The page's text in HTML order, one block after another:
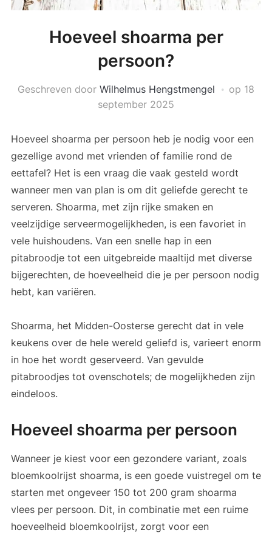
Hoeveel shoarma per
persoon?
Geschreven door Wilhelmus Hengstmengel op 18
september 2025
Hoeveel shoarma per persoon heb je nodig voor een
gezellige avond met vrienden of familie rond de
eettafel? Het is een vraag die vaak gesteld wordt
wanneer men van plan is om dit geliefde gerecht te
serveren. Shoarma, met zijn rijke smaken en
veelzijdige serveermogelijkheden, is een favoriet in
vele huishoudens. Van een snelle hap in een
pitabroodje tot een uitgebreide maaltijd met diverse
bijgerechten, de hoeveelheid die je per persoon nodig
hebt, kan variëren.
Shoarma, het Midden-Oosterse gerecht dat in vele
keukens over de hele wereld geliefd is, varieert enorm
in hoe het wordt geserveerd. Van gevulde
pitabroodjes tot ovenschotels; de mogelijkheden zijn
eindeloos.
Hoeveel shoarma per persoon
Wanneer je kiest voor een gezondere variant, zoals
bloemkoolrijst shoarma, is een goede vuistregel om te
starten met ongeveer 150 tot 200 gram shoarma
vlees per persoon. Dit, in combinatie met een ruime
hoeveelheid bloemkoolrijst, zorgt voor een